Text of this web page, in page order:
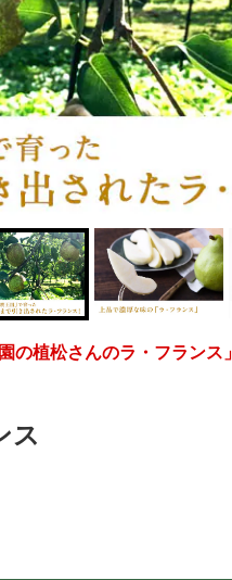
の植松さんのラ・フランス
ス